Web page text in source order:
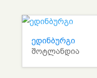
ედინბურგი
შოტლანდია